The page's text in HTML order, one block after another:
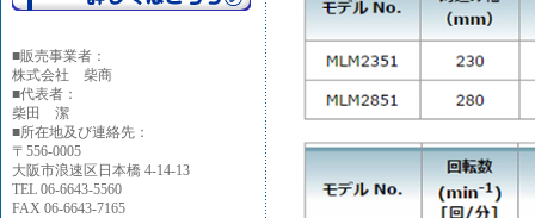
■販売事業者：
株式会社 柴商
■代表者：
柴田 潔
■所在地及び連絡先：
〒556-0005
大阪市浪速区日本橋 4-14-13
TEL 06-6643-5560
FAX 06-6643-7165